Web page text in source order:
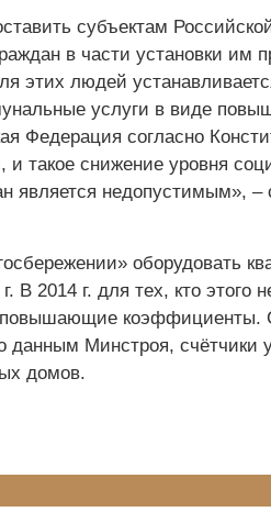
субъектам
в части установки им
этих людей
услуги в виде
Федерация согласно
и такое снижение уровня
является недопустимым»,
оборудовать
В 2014 г. для тех, кто этого
повышающие коэффициенты.
данным Минстроя, счётчики
домов.